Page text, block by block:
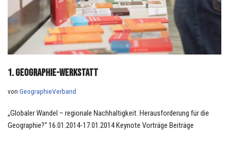
1. Geographie-Werkstatt
von GeographieVerband
„Globaler Wandel – regionale Nachhaltigkeit. Herausforderung für die
Geographie?“ 16.01.2014-17.01.2014 Keynote Vorträge Beiträge